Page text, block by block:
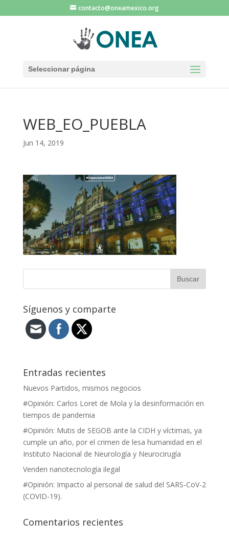
contacto@oneamexico.org
Seleccionar página
WEB_EO_PUEBLA
Jun 14, 2019
Síguenos y comparte
Entradas recientes
Nuevos Partidos, mismos negocios
#Opinión: Carlos Loret de Mola y la desinformación en
tiempos de pandemia
#Opinión: Mutis de SEGOB ante la CIDH y víctimas, ya
cumple un año, por el crimen de lesa humanidad en el
Instituto Nacional de Neurología y Neurocirugía
Venden nanotecnología ilegal
#Opinión: Impacto al personal de salud del SARS-CoV-2
(COVID-19).
Comentarios recientes